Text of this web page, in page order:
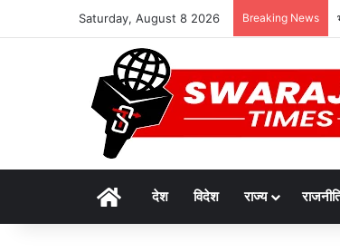
Saturday, August 8 2026 Breaking News
Homeदेश विदेश राज्य